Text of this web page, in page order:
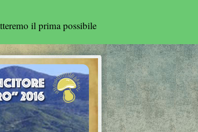
il prima possibile